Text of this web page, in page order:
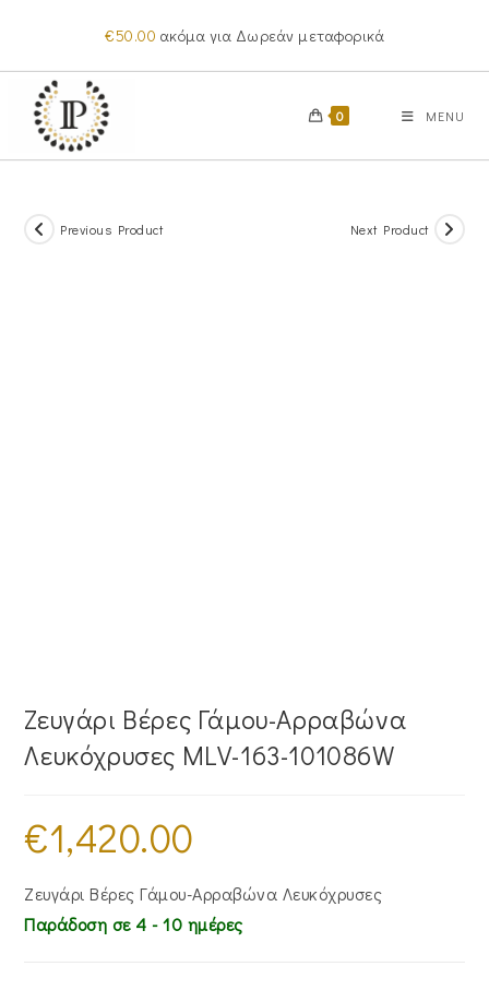
content
€50.00 ακόμα για Δωρεάν μεταφορικά
0 MENU
Previous Product Next Product
Ζευγάρι Βέρες Γάμου-Αρραβώνα
Λευκόχρυσες MLV-163-101086W
€1,420.00
Ζευγάρι Βέρες Γάμου-Αρραβώνα Λευκόχρυσες
Παράδοση σε 4 - 10 ημέρες